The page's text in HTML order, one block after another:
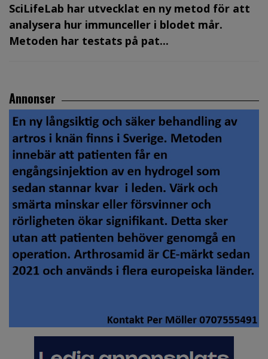
SciLifeLab har utvecklat en ny metod för att
analysera hur immunceller i blodet mår.
Metoden har testats på pat...
Annonser